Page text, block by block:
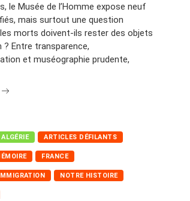
le Musée de l’Homme expose neuf
mais surtout une question
morts doivent-ils rester des objets
? Entre transparence,
et muséographie prudente,
ALGÉRIE ARTICLES DÉFILANTS
FRANCE
NOTRE HISTOIRE